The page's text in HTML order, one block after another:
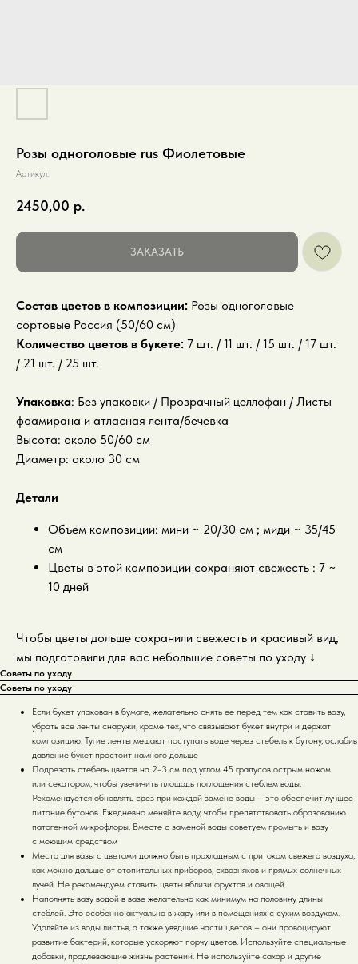
Розы одноголовые rus Фиолетовые
Артикул:
2450,00 р.
ЗАКАЗАТЬ
Состав цветов в композиции: Розы одноголовые
сортовые Россия (50/60 см)
Количество цветов в букете: 7 шт. / 11 шт. / 15 шт. / 17 шт.
/ 21 шт. / 25 шт.
Упаковка: Без упаковки / Прозрачный целлофан / Листы
фоамирана и атласная лента/бечевка
Высота: около 50/60 см
Диаметр: около 30 см
Детали
Объём композиции: мини ~ 20/30 см ; миди ~ 35/45
см
Цветы в этой композиции сохраняют свежесть : 7 ~
10 дней
Чтобы цветы дольше сохранили свежесть и красивый вид,
мы подготовили для вас небольшие советы по уходу ↓
Советы по уходу
Советы по уходу
Если букет упакован в бумаге, желательно снять ее перед тем как ставить вазу,
убрать все ленты снаружи, кроме тех, что связывают букет внутри и держат
композицию. Тугие ленты мешают поступать воде через стебель к бутону, ослабив
давление букет простоит намного дольше
Подрезать стебель цветов на 2-3 см под углом 45 градусов острым ножом
или секатором, чтобы увеличить площадь поглощения стеблем воды.
Рекомендуется обновлять срез при каждой замене воды – это обеспечит лучшее
питание бутонов. Ежедневно меняйте воду, чтобы препятствовать образованию
патогенной микрофлоры. Вместе с заменой воды советуем промыть и вазу
с моющим средством
Место для вазы с цветами должно быть прохладным с притоком свежего воздуха,
как можно дальше от отопительных приборов, сквозняков и прямых солнечных
лучей. Не рекомендуем ставить цветы вблизи фруктов и овощей.
Наполнять вазу водой в вазе желательно как минимум на половину длины
стеблей. Это особенно актуально в жару или в помещениях с сухим воздухом.
Удаляйте из воды листья, а также увядшие части цветов – они провоцируют
развитие бактерий, которые ускоряют порчу цветов. Используйте специальные
добавки, продлевающие жизнь растений. Не используйте сахар и другие